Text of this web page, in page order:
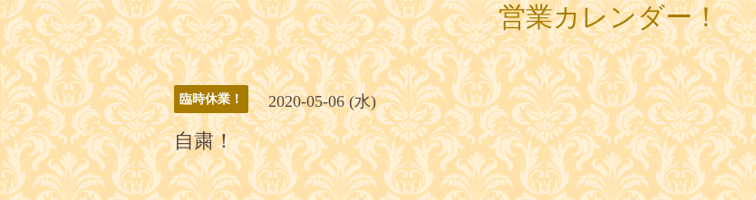
営業カレンダー！
臨時休業！ 2020-05-06 (水)
自粛！